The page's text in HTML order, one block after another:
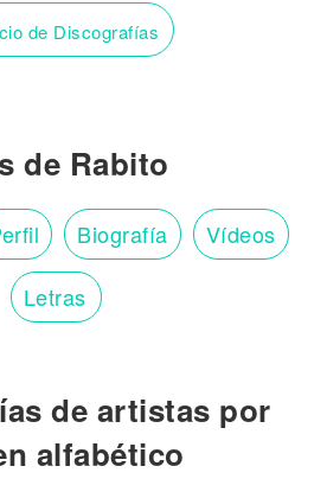
de Discografías
de Rabito
Biografía Vídeos
Letras
de artistas por
alfabético